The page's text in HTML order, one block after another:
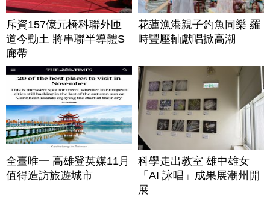
斥資157億元橋科聯外匝
道今動土 將串聯半導體S
廊帶
花蓮漁港親子釣魚同樂 羅
時豐壓軸獻唱掀高潮
全臺唯一 高雄登英媒11月
值得造訪旅遊城市
科學走出教室 雄中雄女
「AI 詠唱」成果展潮州開
展